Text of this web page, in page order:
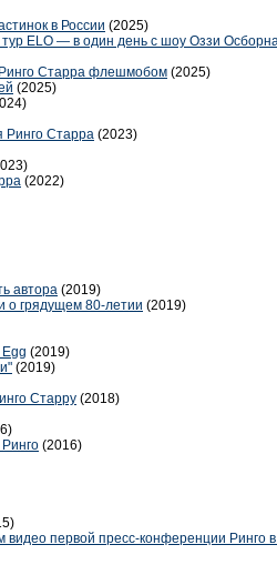
в России (2025)
ELO — в один день с шоу Оззи
Ринго Старра флешмобом (2025)
(2025)
Ринго Старра (2023)
(2022)
автора (2019)
о грядущем 80-летии (2019)
(2019)
(2019)
Старру (2018)
(2016)
первой пресс-конференции Ринго